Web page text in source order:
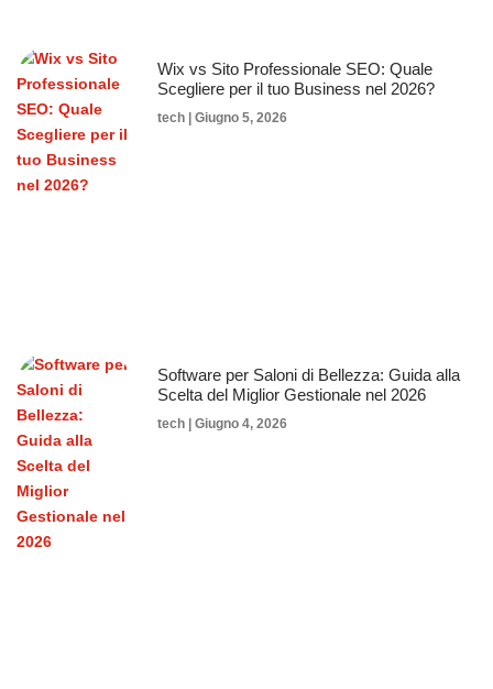
Wix vs Sito Professionale SEO: Quale
Scegliere per il tuo Business nel 2026?
tech Giugno 5, 2026
Software per Saloni di Bellezza: Guida alla
Scelta del Miglior Gestionale nel 2026
tech Giugno 4, 2026